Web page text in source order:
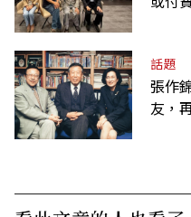
話題
張作
友，